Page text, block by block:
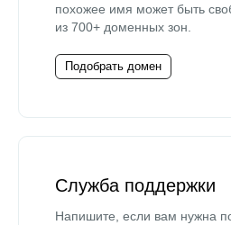
похожее имя может быть
из 700+ доменных зон.
Подобрать домен
Служба поддержки
Напишите, если вам нужна